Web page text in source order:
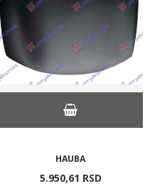
HAUBA
5.950,61 RSD